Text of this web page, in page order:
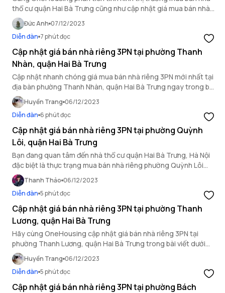
thổ cư quận Hai Bà Trưng cũng như cập nhật giá mua bán nhà
riêng 3PN tại phường Minh Khai.
Đức Anh 07/12/2023
Diễn đàn 7 phút đọc
Cập nhật giá bán nhà riêng 3PN tại phường Thanh
Nhàn, quận Hai Bà Trưng
Cập nhật nhanh chóng giá mua bán nhà riêng 3PN mới nhất tại
địa bàn phường Thanh Nhàn, quận Hai Bà Trưng ngay trong bài
viết dưới đây của OneHousing.
Huyền Trang 06/12/2023
Diễn đàn 6 phút đọc
Cập nhật giá bán nhà riêng 3PN tại phường Quỳnh
Lôi, quận Hai Bà Trưng
Bạn đang quan tâm đến nhà thổ cư quận Hai Bà Trưng, Hà Nội
đặc biệt là thực trạng mua bán nhà riêng phường Quỳnh Lôi
thuộc khu vực? Hãy cùng OneHousing tìm hiểu các thông tin
thông qua bài viết dưới đây.
Thanh Thảo 06/12/2023
Diễn đàn 5 phút đọc
Cập nhật giá bán nhà riêng 3PN tại phường Thanh
Lương, quận Hai Bà Trưng
Hãy cùng OneHousing cập nhật giá bán nhà riêng 3PN tại
phường Thanh Lương, quận Hai Bà Trưng trong bài viết dưới
đây.
Huyền Trang 06/12/2023
Diễn đàn 5 phút đọc
Cập nhật giá bán nhà riêng 3PN tại phường Bách